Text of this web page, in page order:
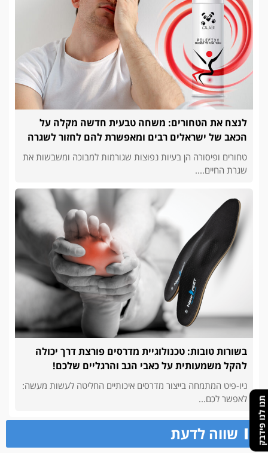
תנו לנו פידבק
לנצח את הטחורים: משחה טבעית חדשה מקלה על
הכאב של ישראלים רבים ומאפשרת להם לחזור לשגרה
טחורים ופיסורה הן בעיות נפוצות שגורמות למבוכה ומשבשות את
שגרת החיים....
בשורות טובות: טכנולוגיית מדרסים פורצת דרך יכולה
להקל משמעותית על כאבי הגב והרגליים שלכם!
ניו-פיט המתמחה בייצור מדרסים איכותיים החליטה לעשות מעשה:
לאפשר לכם...
שווה לדעת